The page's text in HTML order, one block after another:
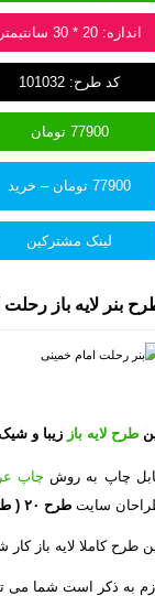
اندازه: 20 * 30 سانتیمتر
کد طرح: 101032
77900 تومان
77900 تومان – خرید
لینک مشترکین
بنر لایه باز
طرح لایه باز زیبا و
چاپ به روش چاپ
سایت طرح ۲۰ (
طرح کاملا لایه باز
به ذکر است شما می